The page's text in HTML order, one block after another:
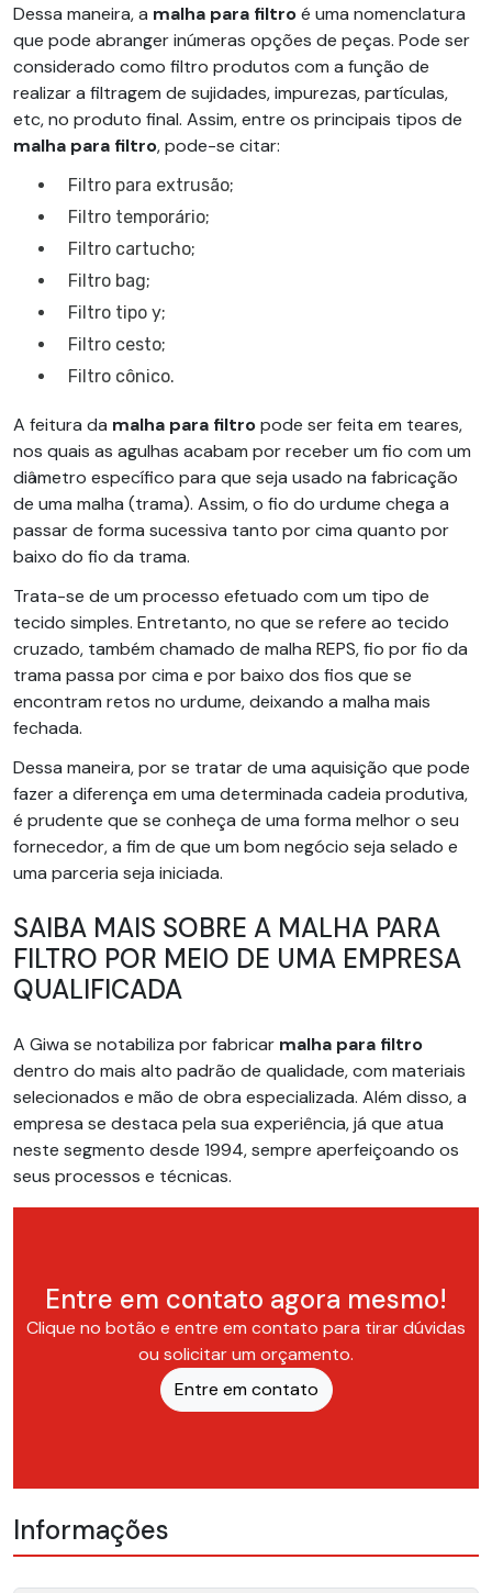
Dessa maneira, a malha para filtroé uma nomenclatura
que pode abranger inúmeras opções de peças. Pode ser
considerado como filtro produtos com a função de
realizar a filtragem de sujidades, impurezas, partículas,
etc, no produto final. Assim, entre os principais tipos de
malha para filtro, pode-se citar:
Filtro para extrusão;
Filtro temporário;
Filtro cartucho;
Filtro bag;
Filtro tipo y;
Filtro cesto;
Filtro cônico.
A feitura da malha para filtropode ser feita em teares,
nos quais as agulhas acabam por receber um fio com um
diâmetro específico para que seja usado na fabricação
de uma malha (trama). Assim, o fio do urdume chega a
passar de forma sucessiva tanto por cima quanto por
baixo do fio da trama.
Trata-se de um processo efetuado com um tipo de
tecido simples. Entretanto, no que se refere ao tecido
cruzado, também chamado de malha REPS, fio por fio da
trama passa por cima e por baixo dos fios que se
encontram retos no urdume, deixando a malha mais
fechada.
Dessa maneira, por se tratar de uma aquisição que pode
fazer a diferença em uma determinada cadeia produtiva,
é prudente que se conheça de uma forma melhor o seu
fornecedor, a fim de que um bom negócio seja selado e
uma parceria seja iniciada.
SAIBA MAIS SOBRE A MALHA PARA
FILTRO POR MEIO DE UMA EMPRESA
QUALIFICADA
A Giwa se notabiliza por fabricar malha para filtro
dentro do mais alto padrão de qualidade, com materiais
selecionados e mão de obra especializada. Além disso, a
empresa se destaca pela sua experiência, já que atua
neste segmento desde 1994, sempre aperfeiçoando os
seus processos e técnicas.
Entre em contato agora mesmo!
Clique no botão e entre em contato para tirar dúvidas
ou solicitar um orçamento.
Entre em contato
Informações